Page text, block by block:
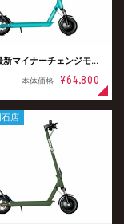
ES1 Pro 最新マイナーチェンジモデル
本体価格 ¥64,800
店